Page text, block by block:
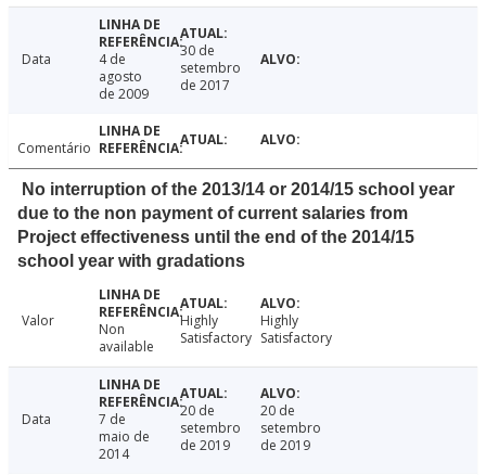
Data
4 de
agosto
de 2009
30 de
setembro
de 2017
Comentário
No interruption of the 2013/14 or 2014/15 school year
due to the non payment of current salaries from
Project effectiveness until the end of the 2014/15
school year with gradations
Valor
Non
available
Highly
Satisfactory
Highly
Satisfactory
Data
7 de
maio de
2014
20 de
setembro
de 2019
20 de
setembro
de 2019